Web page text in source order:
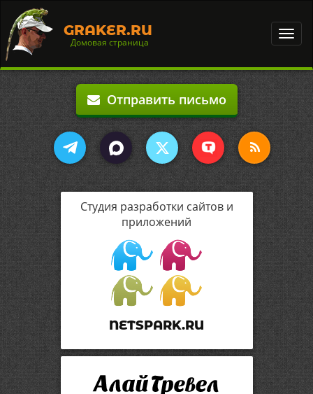
GRAKER.RU
Домовая страница
Отправить письмо
Студия разработки сайтов и
приложений
NETSPARK.RU